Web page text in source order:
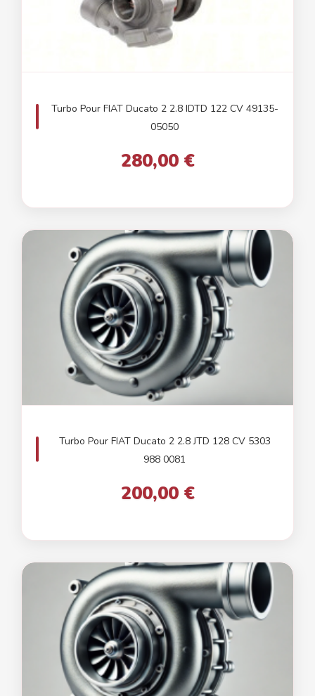
Turbo Pour FIAT Ducato 2 2.8 IDTD 122 CV 49135-
05050
280,00 €
Turbo Pour FIAT Ducato 2 2.8 JTD 128 CV 5303
988 0081
200,00 €